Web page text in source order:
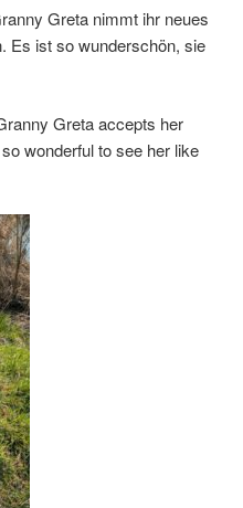
Greta nimmt ihr neues
Es ist so wunderschön, sie
Greta accepts her
wonderful to see her like